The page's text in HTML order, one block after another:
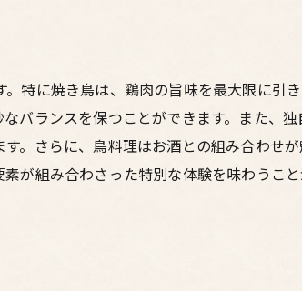
特に焼き鳥は、鶏肉の旨味を最大限に引
バランスを保つことができます。また、
。さらに、鳥料理はお酒との組み合わせ
が組み合わさった特別な体験を味わうこ